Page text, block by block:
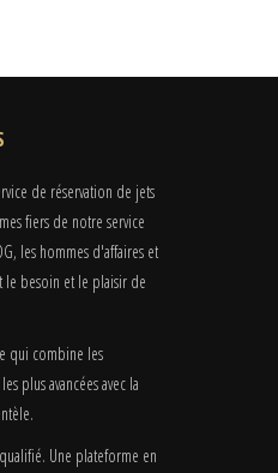
de réservation de jets
fiers de notre service
les hommes d'affaires et
le besoin et le plaisir de
qui combine les
plus avancées avec la
Une plateforme en